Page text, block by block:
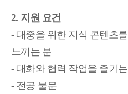
2. 지원 요건
- 대중을 위한 지식 콘텐츠
느끼는 분
- 대화와 협력 작업을 즐기
- 전공 불문